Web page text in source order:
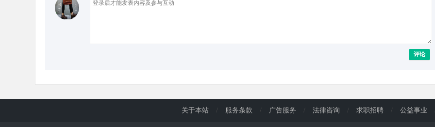
评论
关于本站 / 服务条款 / 广告服务 / 法律咨询 / 求职招聘 / 公益事业